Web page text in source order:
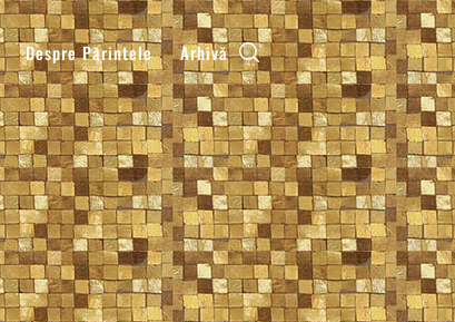
Despre Părintele Arhivă